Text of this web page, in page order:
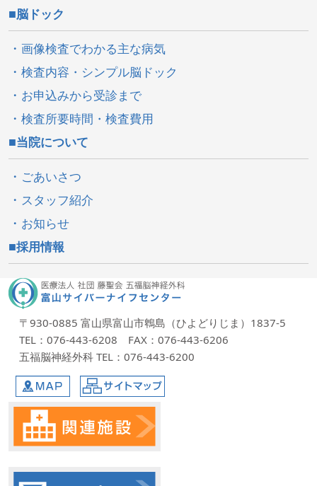
脳ドック
画像検査でわかる主な病気
検査内容・シンプル脳ドック
お申込みから受診まで
検査所要時間・検査費用
当院について
ごあいさつ
スタッフ紹介
お知らせ
採用情報
〒930-0885 富山県富山市鵯島（ひよどりじま）1837-5
TEL：076-443-6208 FAX：076-443-6206
五福脳神経外科 TEL：076-443-6200
MAP